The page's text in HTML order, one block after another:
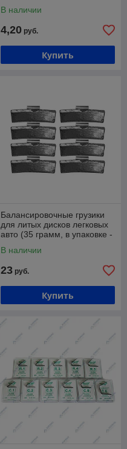
В наличии
4,20 руб.
Купить
Балансировочные грузики
для литых дисков легковых
авто (35 грамм, в упаковке -
В наличии
23 руб.
Купить